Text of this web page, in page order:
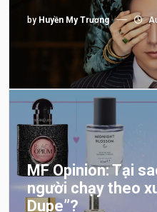
by Huyền My Trương
MF Opinion: Tại
người chạy theo
Dupe”?